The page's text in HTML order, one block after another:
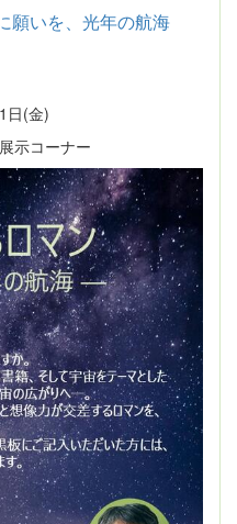
願いを、光年の航海
日(金)
示コーナー